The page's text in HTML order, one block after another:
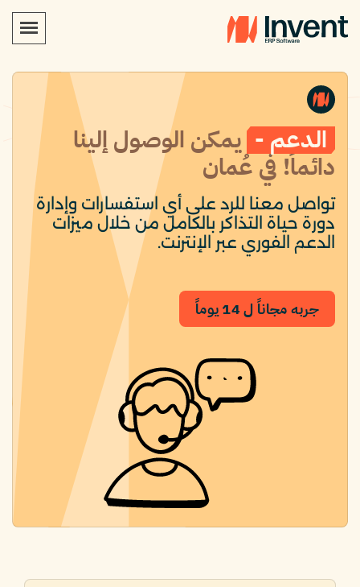
الدعم - يمكن الوصول إلينا
دائماً! في عُمان
تواصل معنا للرد على أي استفسارات وإدارة
دورة حياة التذاكر بالكامل من خلال ميزات
الدعم الفوري عبر الإنترنت.
جربه مجاناً ل 14 يوماً